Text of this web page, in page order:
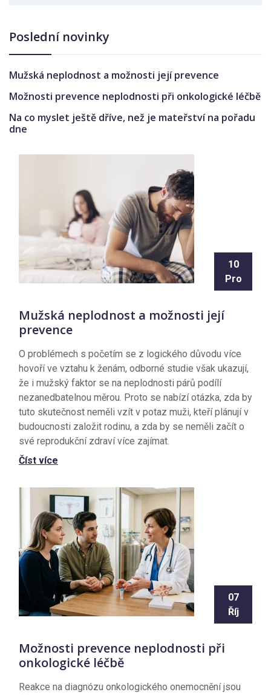
Poslední novinky
Mužská neplodnost a možnosti její prevence
Možnosti prevence neplodnosti při onkologické léčbě
Na co myslet ještě dříve, než je mateřství na pořadu
dne
10
Pro
Mužská neplodnost a možnosti její
prevence
O problémech s početím se z logického důvodu více
hovoří ve vztahu k ženám, odborné studie však ukazují,
že i mužský faktor se na neplodnosti párů podílí
nezanedbatelnou měrou. Proto se nabízí otázka, zda by
tuto skutečnost neměli vzít v potaz muži, kteří plánují v
budoucnosti založit rodinu, a zda by se neměli začít o
své reprodukční zdraví více zajímat.
Číst více
07
Říj
Možnosti prevence neplodnosti při
onkologické léčbě
Reakce na diagnózu onkologického onemocnění jsou